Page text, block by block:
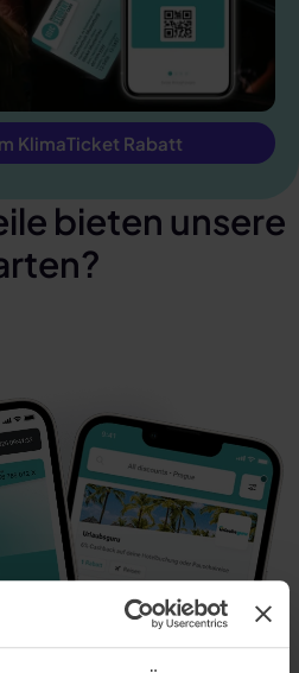
KlimaTicket Rabatt
bieten unsere